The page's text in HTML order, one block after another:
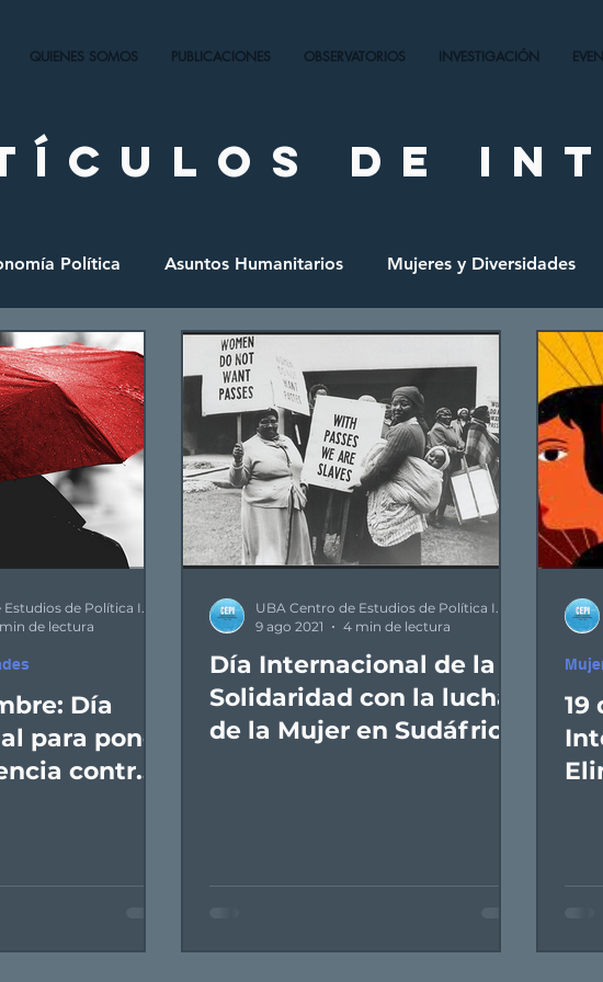
QUIENES SOMOS PUBLICACIONES OBSERVATORIOS INVESTIGACIÓN
de
Política Asuntos Humanitarios Mujeres y Diversidades
Día
para poner
contra
UBA Centro de Estudios de Política Internacional
de lectura
Día Internacional de la
Solidaridad con la lucha
de la Mujer en Sudáfrica
UBA Centro de Estudios de Política Internacional
9 ago 2021
4 min de lectura
19